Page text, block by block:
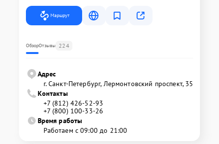
Маршрут
ОбзорОтзывы 224
Адрес
г. Санкт-Петербург, Лермонтовский проспект, 35
Контакты
+7 (812) 426-52-93
+7 (800) 100-33-26
Время работы
Работаем с 09:00 до 21:00